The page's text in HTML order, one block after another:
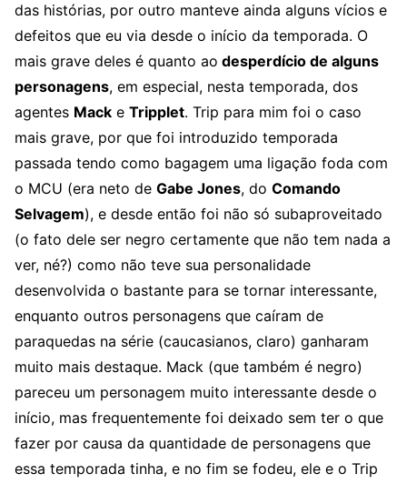
das histórias, por outro manteve ainda alguns vícios e
defeitos que eu via desde o início da temporada. O
mais grave deles é quanto ao desperdício de alguns
personagens, em especial, nesta temporada, dos
agentes Mack e Tripplet. Trip para mim foi o caso
mais grave, por que foi introduzido temporada
passada tendo como bagagem uma ligação foda com
o MCU (era neto de Gabe Jones, do Comando
Selvagem), e desde então foi não só subaproveitado
(o fato dele ser negro certamente que não tem nada a
ver, né?) como não teve sua personalidade
desenvolvida o bastante para se tornar interessante,
enquanto outros personagens que caíram de
paraquedas na série (caucasianos, claro) ganharam
muito mais destaque. Mack (que também é negro)
pareceu um personagem muito interessante desde o
início, mas frequentemente foi deixado sem ter o que
fazer por causa da quantidade de personagens que
essa temporada tinha, e no fim se fodeu, ele e o Trip